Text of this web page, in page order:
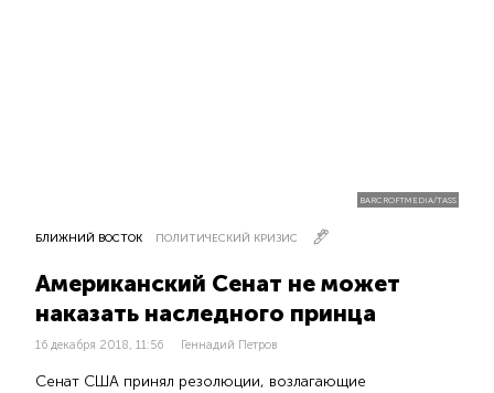
BARCROFTMEDIA/TASS
БЛИЖНИЙ ВОСТОК ПОЛИТИЧЕСКИЙ КРИЗИС
Американский Сенат не может
наказать наследного принца
16 декабря 2018, 11:56 Геннадий Петров
Сенат США принял резолюции, возлагающие